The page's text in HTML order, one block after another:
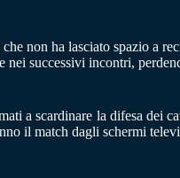
non ha lasciato spazio a
successivi incontri,
a scardinare la difesa dei
il match dagli schermi